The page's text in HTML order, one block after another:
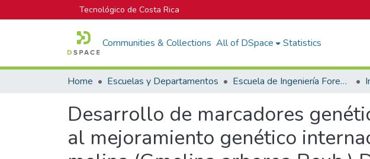
Tecnológico de Costa Rica
Communities & Collections All of DSpace Statistics
Home Escuelas y Departamentos Escuela de Ingeniería Forestal
Desarrollo de marcadores
al mejoramiento genético